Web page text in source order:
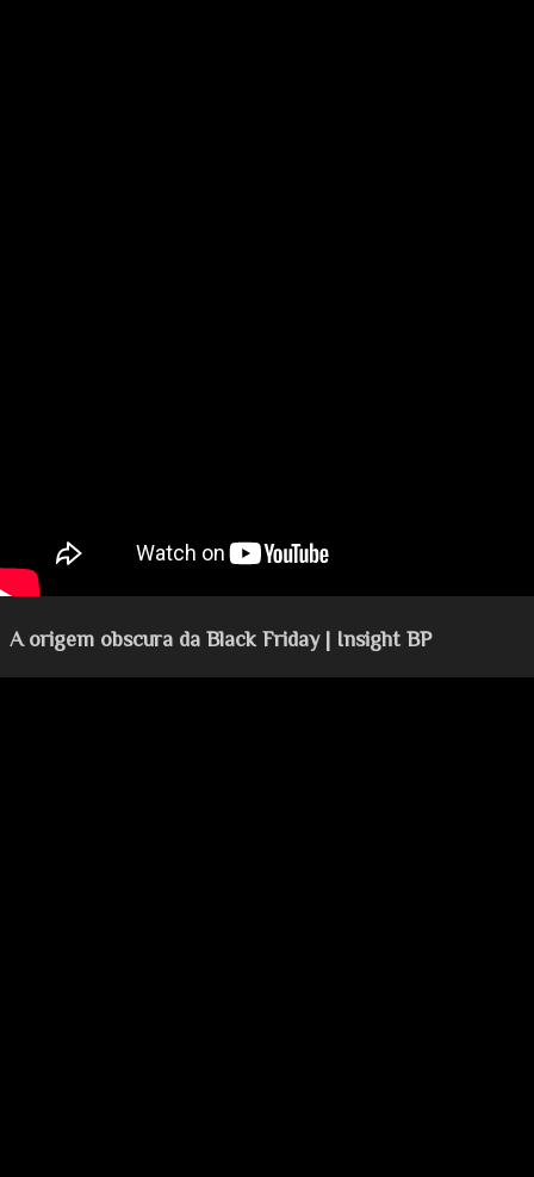
A origem obscura da Black Friday | Insight BP